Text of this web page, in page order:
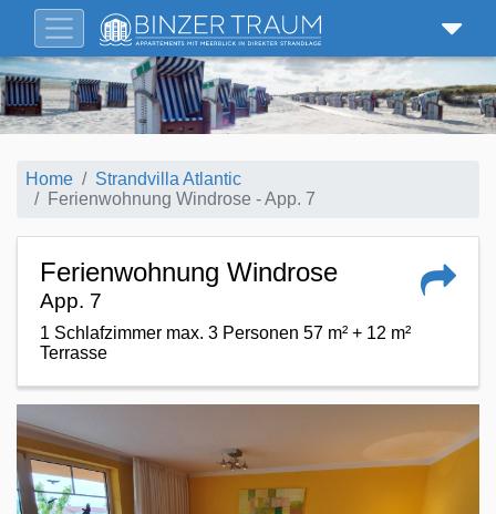
Home
Strandvilla Atlantic
Ferienwohnung Windrose - App. 7
Ferienwohnung Windrose
App. 7
1 Schlafzimmer max. 3 Personen 57 m² + 12 m²
Terrasse